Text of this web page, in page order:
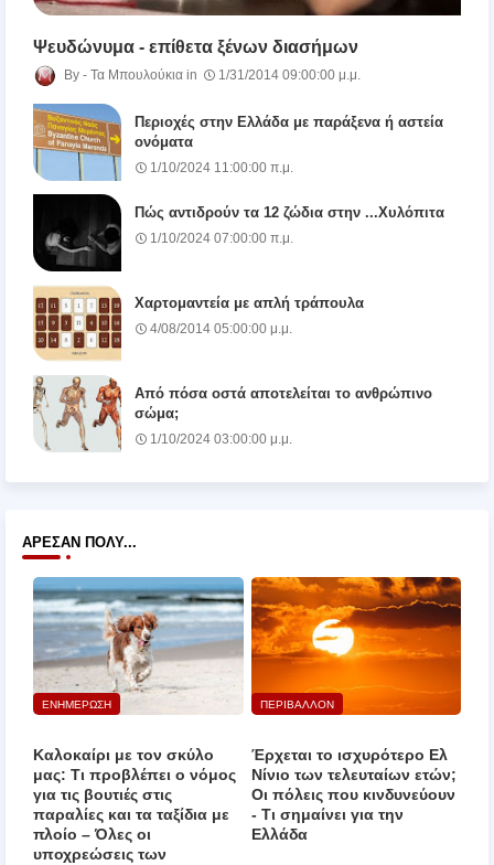
Ψευδώνυμα - επίθετα ξένων διασήμων
Τα Μπουλούκια 1/31/2014 09:00:00 μ.μ.
Περιοχές στην Ελλάδα με παράξενα ή αστεία
ονόματα
1/10/2024 11:00:00 π.μ.
Πώς αντιδρούν τα 12 ζώδια στην ...Χυλόπιτα
1/10/2024 07:00:00 π.μ.
Χαρτομαντεία με απλή τράπουλα
4/08/2014 05:00:00 μ.μ.
Από πόσα οστά αποτελείται το ανθρώπινο
σώμα;
1/10/2024 03:00:00 μ.μ.
ΆΡΕΣΑΝ ΠΟΛΎ...
ΕΝΗΜΕΡΩΣΗ
Καλοκαίρι με τον σκύλο
μας: Τι προβλέπει ο νόμος
για τις βουτιές στις
παραλίες και τα ταξίδια με
πλοίο – Όλες οι
υποχρεώσεις των
ΠΕΡΙΒΑΛΛΟΝ
Έρχεται το ισχυρότερο Ελ
Νίνιο των τελευταίων ετών;
Οι πόλεις που κινδυνεύουν
‑ Τι σημαίνει για την
Ελλάδα